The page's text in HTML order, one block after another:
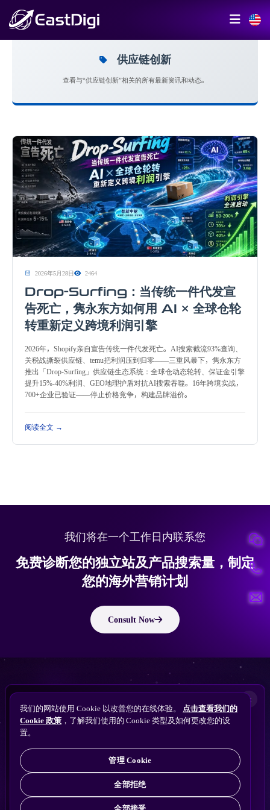
供应链创新
查看与“供应链创新”相关的所有最新资讯和动态。
2026年5月28日 2464
Drop-Surfing：当传统一件代发宣
告死亡，隽永东方如何用 AI × 全球仓轮
转重新定义跨境利润引擎
2026年，Shopify亲自宣告传统一件代发死亡。AI搜索截流93%查询、
关税战撕裂供应链、temu把利润压到归零——三重风暴下，隽永东方
推出「Drop-Surfing」供应链生态系统：全球仓动态轮转、保证金引擎
提升15%-40%利润、GEO地理护盾对抗AI搜索吞噬。16年跨境实战，
700+企业已验证——停止价格竞争，构建品牌溢价。
阅读全文 →
我们将在一个工作日内联系您
免费诊断您的独立站及产品搜索量，制定
您的海外营销计划
Consult Now
版权所有 © 2010 ~ 2026 隽永东方/EastDigi--专注企业海外业务增长
备案号：苏ICP备14005285号-11
我们的网站使用 Cookie 以改善您的在线体验。 点击查看我们的
Cookie 政策 ，了解我们使用的 Cookie 类型及如何更改您的设
置。
管理 Cookie
全部拒绝
×
Perplexity
Gemini
ChatGPT
搜索找到您的独立站？
免费获取隽永东方 SEO / AEO / GEO 独立站可见